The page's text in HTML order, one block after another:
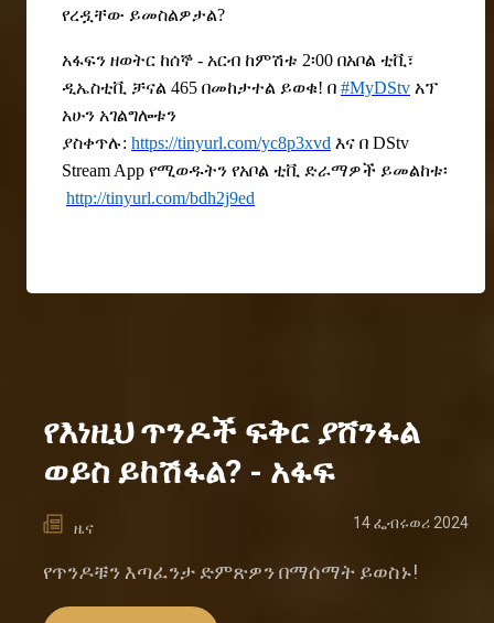
የረዷቸው ይመስልዎታል?
አፋፍን ዘወትር ከሰኞ - አርብ ከምሽቱ 2፡00 በአቦል ቲቪ፣
ዲኤስቲቪ ቻናል 465 በመከታተል ይወቁ! በ #MyDStv አፕ
አሁን አገልግሎቱን
ያስቀጥሉ: https://tinyurl.com/yc8p3xvd እና በ DStv
Stream App የሚወዱትን የአቦል ቲቪ ድራማዎች ይመልከቱ፡
http://tinyurl.com/bdh2j9ed
የእነዚህ ጥንዶች ፍቅር ያሸንፋል
ወይስ ይከሽፋል? - አፋፍ
ዜና 14 ፌብሩወሪ 2024
የጥንዶቹን እጣፈንታ ድምጽዎን በማሰማት ይወስኑ!